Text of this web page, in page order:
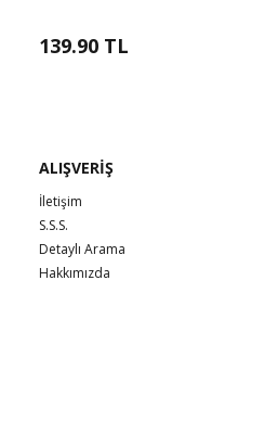
139.90 TL
ALIŞVERİŞ
İletişim
S.S.S.
Detaylı Arama
Hakkımızda